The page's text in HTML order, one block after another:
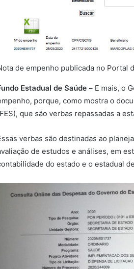
de empenho publicada no Portal
Estadual de Saúde – E mais, o
porque, como mostra o
que são verbas repassadas a
verbas são destinadas ao
de estudos e análises, em
do estado e o estadual